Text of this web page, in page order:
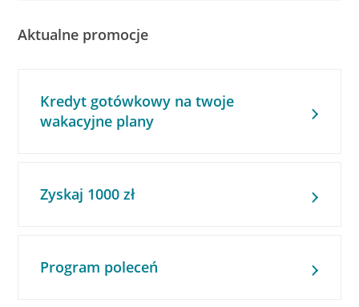
Aktualne promocje
Kredyt gotówkowy na twoje
wakacyjne plany
Zyskaj 1000 zł
Program poleceń